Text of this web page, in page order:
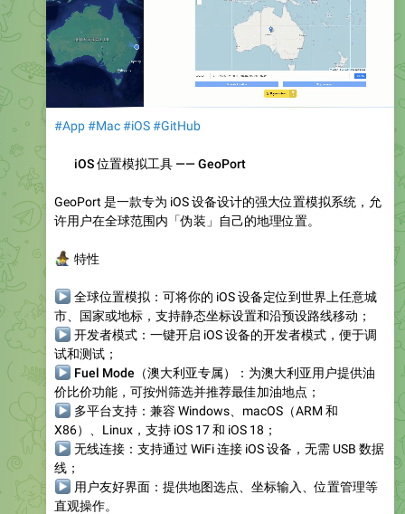
#App#Mac#iOS#GitHub
iOS 位置模拟工具 —— GeoPort
GeoPort 是一款专为 iOS 设备设计的强大位置模拟系统，允
许用户在全球范围内「伪装」自己的地理位置。
特性
全球位置模拟 ：可将你的 iOS 设备定位到世界上任意城
市、国家或地标，支持静态坐标设置和沿预设路线移动；
开发者模式：一键开启 iOS 设备的开发者模式，便于调
试和测试；
Fuel Mode （澳大利亚专属）：为澳大利亚用户提供油
价比价功能，可按州筛选并推荐最佳加油地点；
多平台支持：兼容 Windows、macOS（ARM 和
X86）、Linux，支持 iOS 17 和 iOS 18；
无线连接：支持通过 WiFi 连接 iOS 设备，无需 USB 数据
线；
用户友好界面：提供地图选点、坐标输入、位置管理等
直观操作。